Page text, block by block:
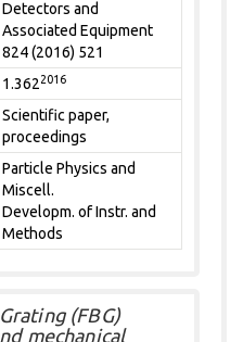
Detectors and
Associated Equipment
824 (2016) 521
1.3622016
Scientific paper,
proceedings
Particle Physics and
Miscell.
Developm. of Instr. and
Methods
(FBG)
mechanical